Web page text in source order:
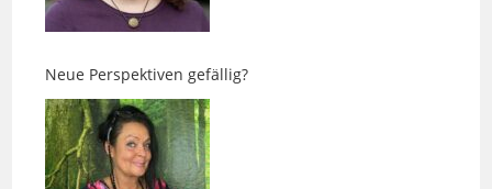
Neue Perspektiven gefällig?